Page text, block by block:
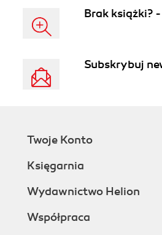
Brak książki?
Subskrybuj
Twoje Konto
Księgarnia
Wydawnictwo Helion
Współpraca